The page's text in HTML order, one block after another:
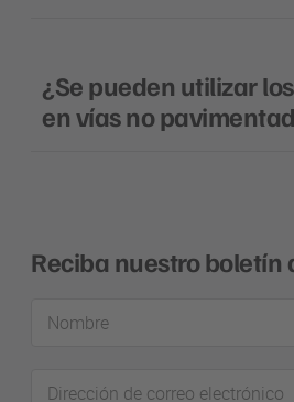
¿Se pueden utilizar
en vías no
Reciba nuestro boletín
Nombre
Dirección